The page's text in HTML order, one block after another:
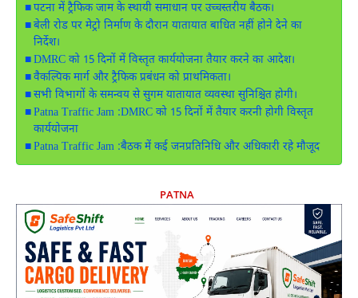
पटना में ट्रैफिक जाम के स्थायी समाधान पर उच्चस्तरीय बैठक।
बेली रोड पर मेट्रो निर्माण के दौरान यातायात बाधित नहीं होने देने का
निर्देश।
DMRC को 15 दिनों में विस्तृत कार्ययोजना तैयार करने का आदेश।
वैकल्पिक मार्ग और ट्रैफिक प्रबंधन को प्राथमिकता।
सभी विभागों के समन्वय से सुगम यातायात व्यवस्था सुनिश्चित होगी।
Patna Traffic Jam :DMRC को 15 दिनों में तैयार करनी होगी विस्तृत
कार्ययोजना
Patna Traffic Jam :बैठक में कई जनप्रतिनिधि और अधिकारी रहे मौजूद
PATNA